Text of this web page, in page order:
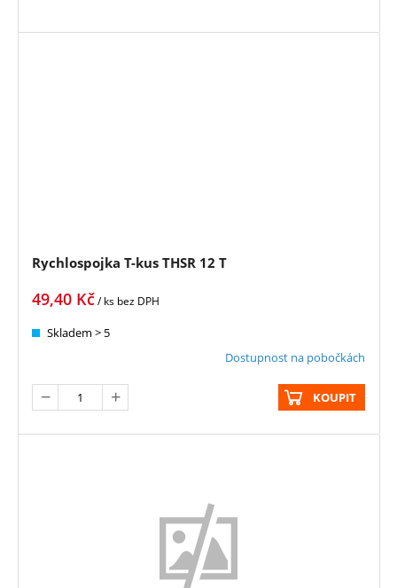
Rychlospojka T-kus THSR 12 T
49,40 Kč/ ks bez DPH
Skladem > 5
Dostupnost na pobočkách
KOUPIT